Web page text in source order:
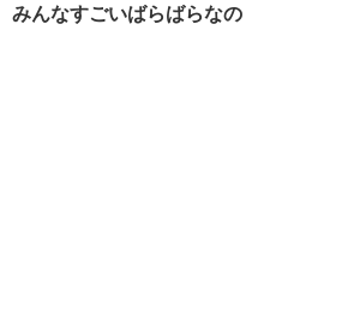
みんなすごいばらばらなの